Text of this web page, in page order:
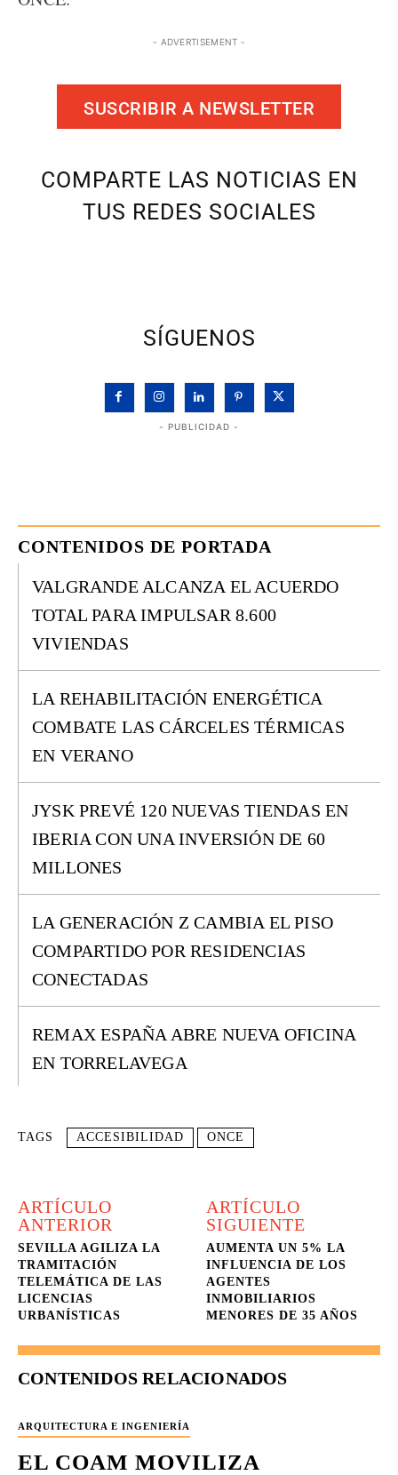
- ADVERTISEMENT -
SUSCRIBIR A NEWSLETTER
COMPARTE LAS NOTICIAS EN
TUS REDES SOCIALES
SÍGUENOS
- PUBLICIDAD -
CONTENIDOS DE PORTADA
VALGRANDE ALCANZA EL ACUERDO
TOTAL PARA IMPULSAR 8.600
VIVIENDAS
LA REHABILITACIÓN ENERGÉTICA
COMBATE LAS CÁRCELES TÉRMICAS
EN VERANO
JYSK PREVÉ 120 NUEVAS TIENDAS EN
IBERIA CON UNA INVERSIÓN DE 60
MILLONES
LA GENERACIÓN Z CAMBIA EL PISO
COMPARTIDO POR RESIDENCIAS
CONECTADAS
REMAX ESPAÑA ABRE NUEVA OFICINA
EN TORRELAVEGA
TAGS ACCESIBILIDAD ONCE
ARTÍCULO
ANTERIOR
SEVILLA AGILIZA LA
TRAMITACIÓN
TELEMÁTICA DE LAS
LICENCIAS
URBANÍSTICAS
ARTÍCULO
SIGUIENTE
AUMENTA UN 5% LA
INFLUENCIA DE LOS
AGENTES
INMOBILIARIOS
MENORES DE 35 AÑOS
CONTENIDOS RELACIONADOS
ARQUITECTURA E INGENIERÍA
EL COAM MOVILIZA